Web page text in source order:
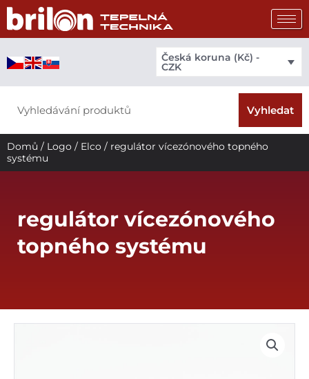
Přeskočit
obsah
Česká koruna (Kč) -
CZK
Vyhledat
Domů / Logo / Elco / regulátor vícezónového topného
systému
regulátor vícezónového
topného systému